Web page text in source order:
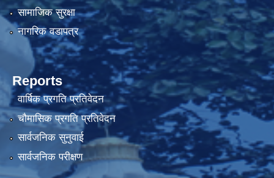
सामाजिक सुरक्षा
नागरिक वडापत्र
Reports
वार्षिक प्रगति प्रतिवेदन
चौमासिक प्रगति प्रतिवेदन
सार्वजनिक सुनुवाई
सार्वजनिक परीक्षण